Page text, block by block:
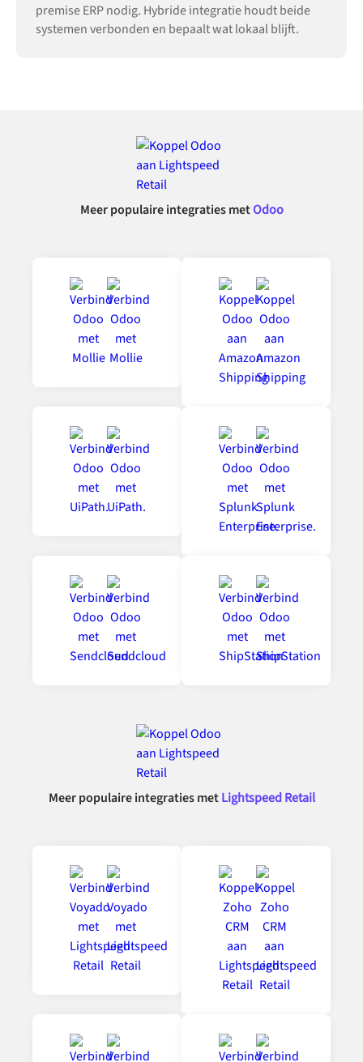
premise ERP nodig. Hybride integratie houdt beide
systemen verbonden en bepaalt wat lokaal blijft.
Meer populaire integraties metOdoo
Meer populaire integraties metLightspeed Retail